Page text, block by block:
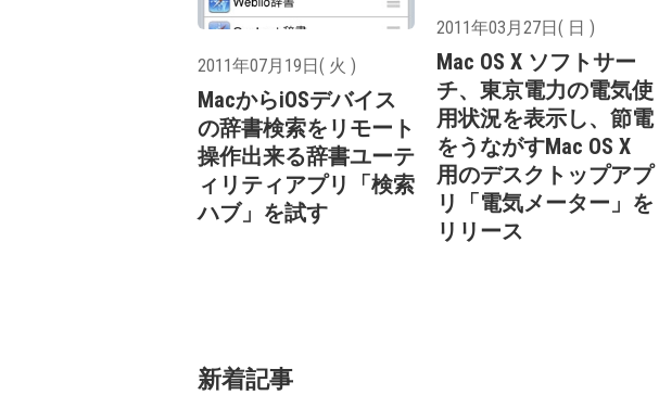
2011年07月19日( 火 )
MacからiOSデバイス
の辞書検索をリモート
操作出来る辞書ユーテ
ィリティアプリ「検索
ハブ」を試す
2011年03月27日( 日 )
Mac OS X ソフトサー
チ、東京電力の電気使
用状況を表示し、節電
をうながすMac OS X
用のデスクトップアプ
リ「電気メーター」を
リリース
新着記事